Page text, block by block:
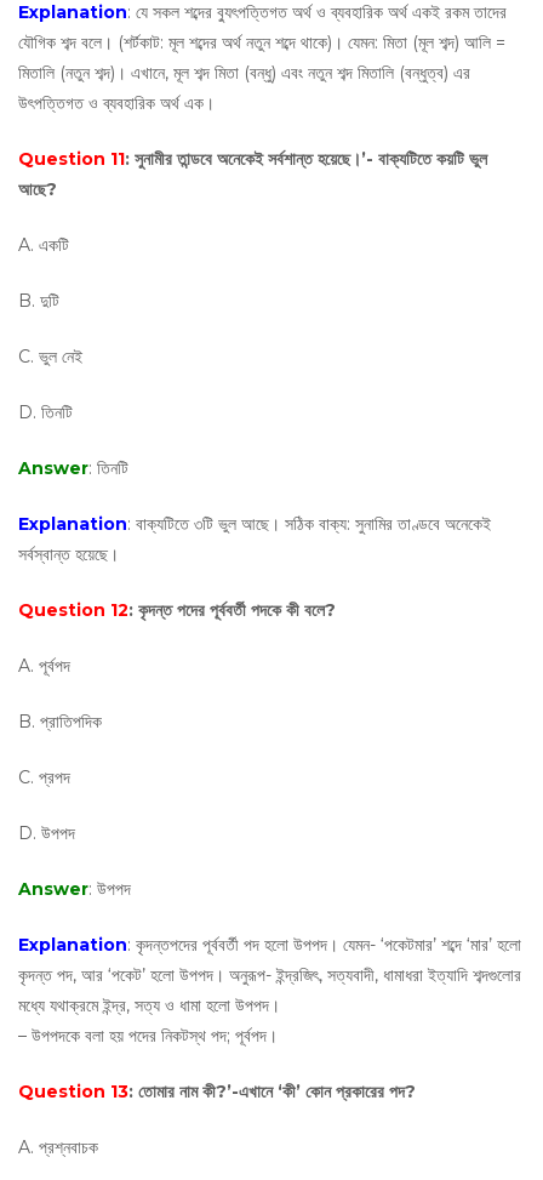
Explanation: যে সকল শব্দের ব্যুৎপত্তিগত অর্থ ও ব্যবহারিক অর্থ একই রকম তাদের
যৌগিক শব্দ বলে। (শর্টকাট: মূল শব্দের অর্থ নতুন শব্দে থাকে)। যেমন: মিতা (মূল শব্দ) আলি =
মিতালি (নতুন শব্দ)। এখানে, মূল শব্দ মিতা (বন্ধু) এবং নতুন শব্দ মিতালি (বন্ধুত্ব) এর
উৎপত্তিগত ও ব্যবহারিক অর্থ এক।
Question 11: সুনামীর তান্ডবে অনেকেই সর্বশান্ত হয়েছে।’- বাক্যটিতে কয়টি ভুল
আছে?
A. একটি
B. দুটি
C. ভুল নেই
D. তিনটি
Answer: তিনটি
Explanation: বাক্যটিতে ৩টি ভুল আছে। সঠিক বাক্য: সুনামির তাণ্ডবে অনেকেই
সর্বস্বান্ত হয়েছে।
Question 12: কৃদন্ত পদের পূর্ববর্তী পদকে কী বলে?
A. পূর্বপদ
B. প্রাতিপদিক
C. প্রপদ
D. উপপদ
Answer: উপপদ
Explanation: কৃদন্তপদের পূর্ববর্তী পদ হলো উপপদ। যেমন- ‘পকেটমার’ শব্দে ‘মার’ হলো
কৃদন্ত পদ, আর ‘পকেট’ হলো উপপদ। অনুরূপ- ইন্দ্রজিৎ, সত্যবাদী, ধামাধরা ইত্যাদি শব্দগুলোর
মধ্যে যথাক্রমে ইন্দ্র, সত্য ও ধামা হলো উপপদ।
– উপপদকে বলা হয় পদের নিকটস্থ পদ; পূর্বপদ।
Question 13: তোমার নাম কী?’-এখানে ‘কী’ কোন প্রকারের পদ?
A. প্রশ্নবাচক